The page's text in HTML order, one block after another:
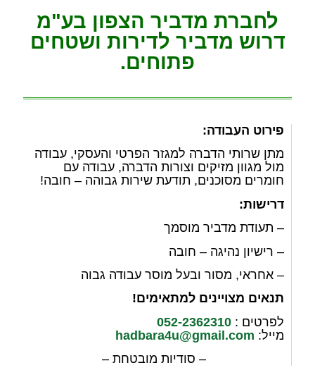
לחברת מדביר הצפון בע"מ
דרוש מדביר לדירות ושטחים
פתוחים.
פירוט העבודה:
מתן שרותי הדברה למגזר הפרטי והעסקי, עבודה
מול מגוון מזיקים וצורות הדברה, עבודה עם
חומרים מסוכנים, תודעת שירות גבוהה – חובה!
דרישות:
– תעודת מדביר מוסמך
– רישיון נהיגה – חובה
– אחראי, מסור ובעל מוסר עבודה גבוה
תנאים מצויינים למתאימים!
לפרטים : 052-2362310
מייל: hadbara4u@gmail.com
– סודיות מובטחת –